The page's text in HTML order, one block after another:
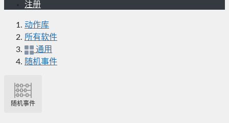
注册
动作库
所有软件
通用
随机事件
随机事件